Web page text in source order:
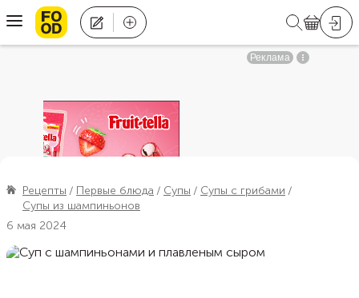
Рецепты Первые блюда Супы
Супы с грибами
Супы из шампиньонов
6 мая 2024